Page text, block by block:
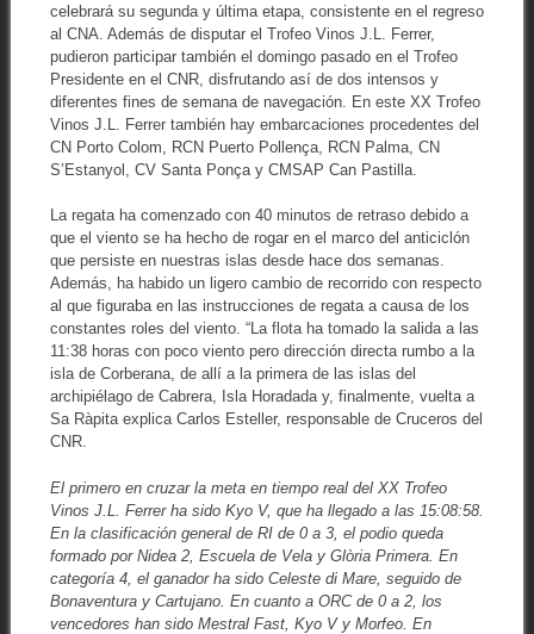
celebrará su segunda y última etapa, consistente en el regreso
al CNA. Además de disputar el Trofeo Vinos J.L. Ferrer,
pudieron participar también el domingo pasado en el Trofeo
Presidente en el CNR, disfrutando así de dos intensos y
diferentes fines de semana de navegación. En este XX Trofeo
Vinos J.L. Ferrer también hay embarcaciones procedentes del
CN Porto Colom, RCN Puerto Pollença, RCN Palma, CN
S’Estanyol, CV Santa Ponça y CMSAP Can Pastilla.
La regata ha comenzado con 40 minutos de retraso debido a
que el viento se ha hecho de rogar en el marco del anticiclón
que persiste en nuestras islas desde hace dos semanas.
Además, ha habido un ligero cambio de recorrido con respecto
al que figuraba en las instrucciones de regata a causa de los
constantes roles del viento. “La flota ha tomado la salida a las
11:38 horas con poco viento pero dirección directa rumbo a la
isla de Corberana, de allí a la primera de las islas del
archipiélago de Cabrera, Isla Horadada y, finalmente, vuelta a
Sa Ràpita explica Carlos Esteller, responsable de Cruceros del
CNR.
El primero en cruzar la meta en tiempo real del XX Trofeo
Vinos J.L. Ferrer ha sido Kyo V, que ha llegado a las 15:08:58.
En la clasificación general de RI de 0 a 3, el podio queda
formado por Nidea 2, Escuela de Vela y Glòria Primera. En
categoría 4, el ganador ha sido Celeste di Mare, seguido de
Bonaventura y Cartujano. En cuanto a ORC de 0 a 2, los
vencedores han sido Mestral Fast, Kyo V y Morfeo. En